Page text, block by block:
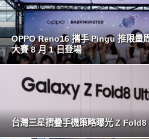
OPPO Reno16 攜手 Pingu 推限量
大賽 8 月 1 日登場
台灣三星摺疊手機策略曝光 Z